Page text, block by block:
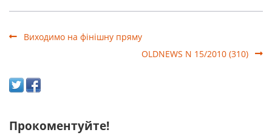
Виходимо на фінішну пряму
OLDNEWS N 15/2010 (310)
Прокоментуйте!